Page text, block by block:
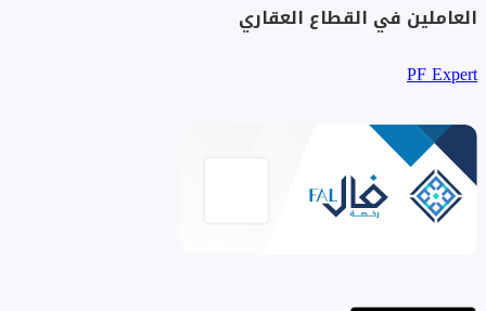
العاملين في القطاع العقاري
PF Expert